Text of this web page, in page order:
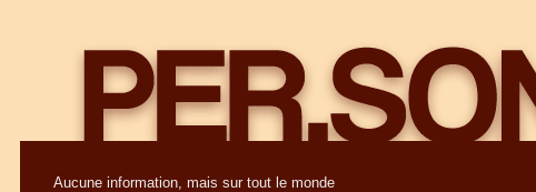
Aucune information, mais sur tout le monde